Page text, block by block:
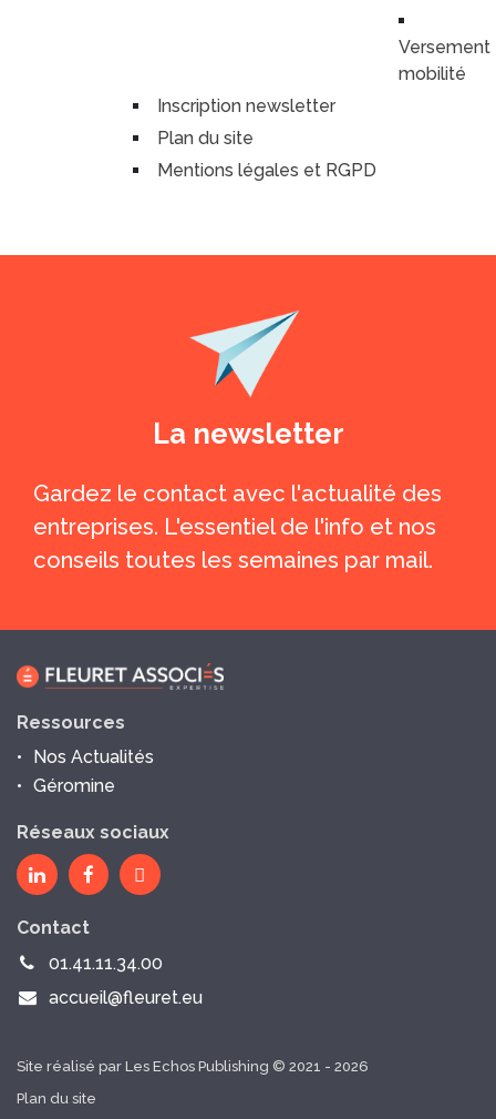
Versement
mobilité
Inscription newsletter
Plan du site
Mentions légales et RGPD
La newsletter
Gardez le contact avec l'actualité des
entreprises. L'essentiel de l'info et nos
conseils toutes les semaines par mail.
Ressources
Nos Actualités
Géromine
Réseaux sociaux
Contact
01.41.11.34.00
accueil@fleuret.eu
Site réalisé par Les Echos Publishing © 2021 - 2026
Plan du site